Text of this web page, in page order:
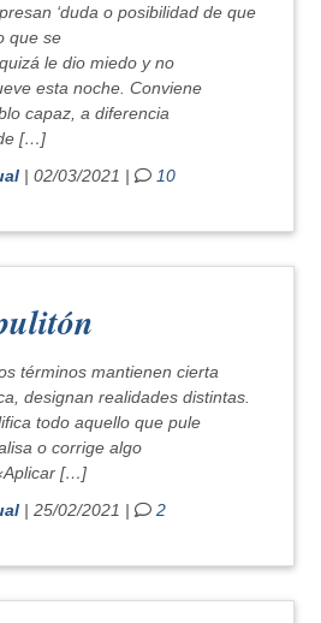
‘duda o posibilidad de que
que se
le dio miedo y no
esta noche. Conviene
capaz, a diferencia
[…]
| 02/03/2021 |
10
términos mantienen cierta
designan realidades distintas.
todo aquello que pule
o corrige algo
[…]
| 25/02/2021 |
2